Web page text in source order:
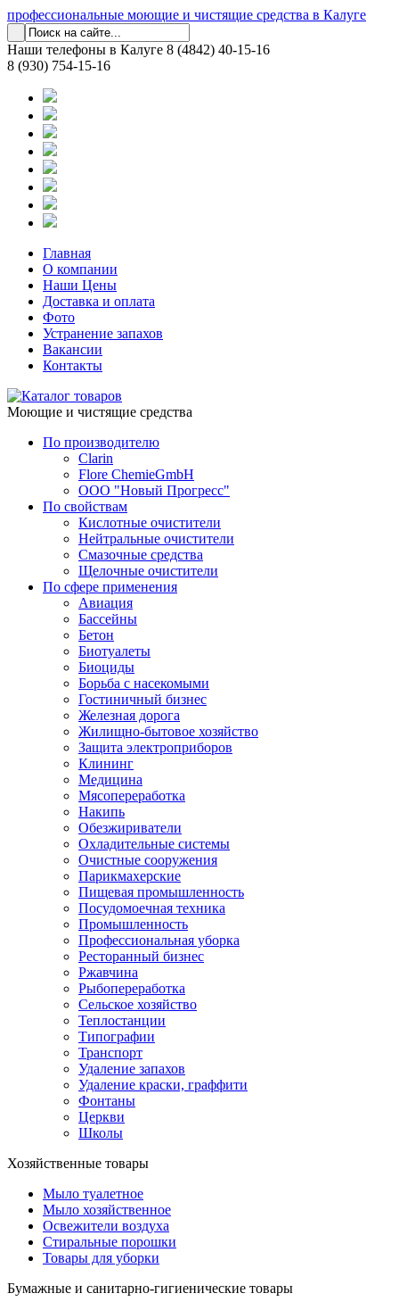
профессиональные моющие и чистящие средства в Калуге
Наши телефоны в Калуге 8 (4842) 40-15-16
8 (930) 754-15-16
Главная
О компании
Наши Цены
Доставка и оплата
Фото
Устранение запахов
Вакансии
Контакты
Моющие и чистящие средства
По производителю
Clarin
Flore ChemieGmbH
ООО "Новый Прогресс"
По свойствам
Кислотные очистители
Нейтральные очистители
Смазочные средства
Щелочные очистители
По сфере применения
Авиация
Бассейны
Бетон
Биотуалеты
Биоциды
Борьба с насекомыми
Гостиничный бизнес
Железная дорога
Жилищно-бытовое хозяйство
Защита электроприборов
Клининг
Медицина
Мясопереработка
Накипь
Обезжириватели
Охладительные системы
Очистные сооружения
Парикмахерские
Пищевая промышленность
Посудомоечная техника
Промышленность
Профессиональная уборка
Ресторанный бизнес
Ржавчина
Рыбопереработка
Сельское хозяйство
Теплостанции
Типографии
Транспорт
Удаление запахов
Удаление краски, граффити
Фонтаны
Церкви
Школы
Хозяйственные товары
Мыло туалетное
Мыло хозяйственное
Освежители воздуха
Стиральные порошки
Товары для уборки
Бумажные и санитарно-гигиенические товары